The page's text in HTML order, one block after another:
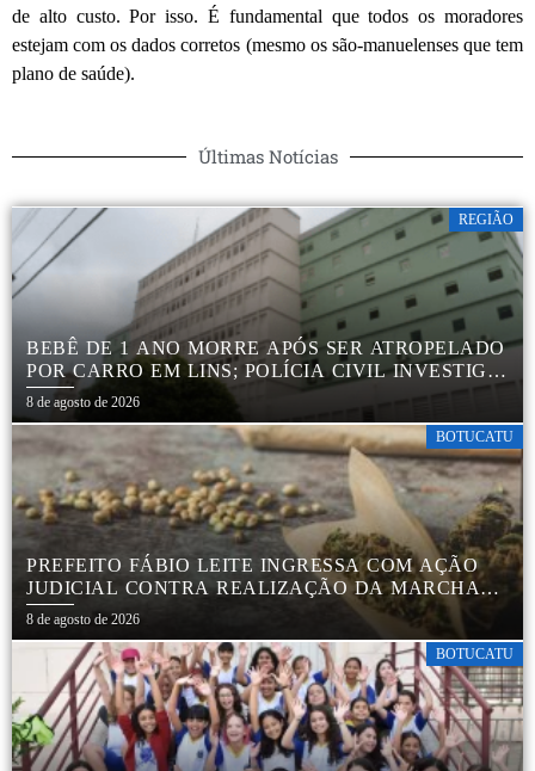
de alto custo. Por isso. É fundamental que todos os moradores
estejam com os dados corretos (mesmo os são-manuelenses que tem
plano de saúde).
Últimas Notícias
REGIÃO
BEBÊ DE 1 ANO MORRE APÓS SER ATROPELADO
POR CARRO EM LINS; POLÍCIA CIVIL INVESTIGA
ACIDENTE
8 de agosto de 2026
BOTUCATU
PREFEITO FÁBIO LEITE INGRESSA COM AÇÃO
JUDICIAL CONTRA REALIZAÇÃO DA MARCHA
DA MACONHA EM BOTUCATU
8 de agosto de 2026
BOTUCATU